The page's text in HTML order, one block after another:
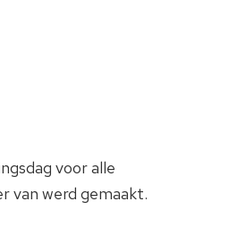
voor alle
van werd gemaakt.